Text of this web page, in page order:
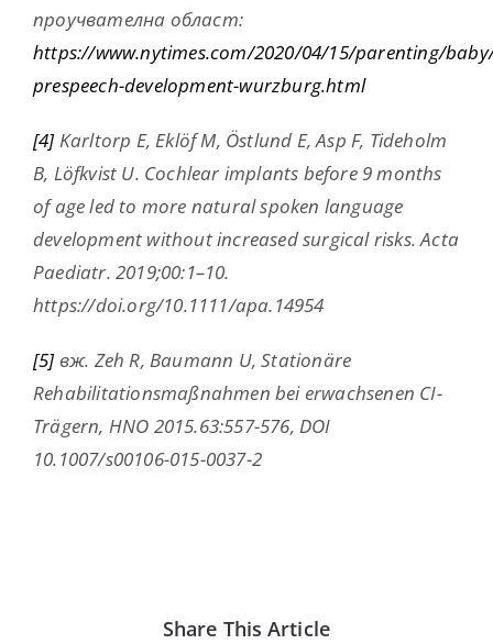
проучвателна област:
https://www.nytimes.com/2020/04/15/parenting/
prespeech-development-wurzburg.html
[4]Karltorp E, Eklöf M, Östlund E, Asp F, Tideholm
B, Löfkvist U. Cochlear implants before 9 months
of age led to more natural spoken language
development without increased surgical risks. Acta
Paediatr. 2019;00:1–10.
https://doi.org/10.1111/apa.14954
[5]вж. Zeh R, Baumann U, Stationäre
Rehabilitationsmaßnahmen bei erwachsenen CI-
Trägern, HNO 2015.63:557-576, DOI
10.1007/s00106-015-0037-2
Share This Article